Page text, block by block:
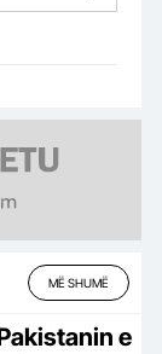
MË SHUMË
e